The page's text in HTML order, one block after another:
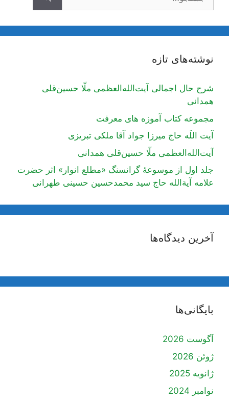
نوشته‌های تازه
شرح حال اجمالی آیت‌الله‌العظمی ملّا حسین‌قلی
همدانی
مجموعه کتاب آموزه های معرفت
آیت اللَه حاج میرزا جواد آقا ملکی تبریزی
آیت‌الله‌العظمی ملّا حسین‌قلی همدانی
جلد اول از موسوعۀ گرانسنگ «مطلع انوار» اثر حضرت
علامه آیة‌الله حاج سید محمدحسین حسینی طهرانی
آخرین دیدگاه‌ها
بایگانی‌ها
آگوست 2026
ژوئن 2026
ژانویه 2025
نوامبر 2024